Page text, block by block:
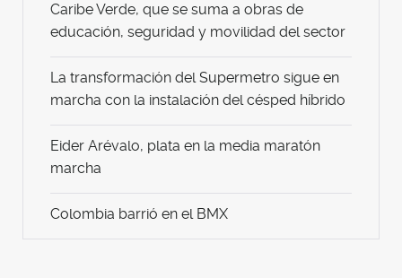
Caribe Verde, que se suma a obras de
educación, seguridad y movilidad del sector
La transformación del Supermetro sigue en
marcha con la instalación del césped híbrido
Eider Arévalo, plata en la media maratón
marcha
Colombia barrió en el BMX